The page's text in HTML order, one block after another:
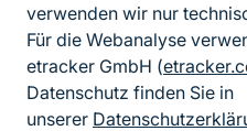
verwenden wir nur
Für die Webanalyse
etracker GmbH (
Datenschutz finden Sie in
unserer
Fußzeile
Erklärung zur